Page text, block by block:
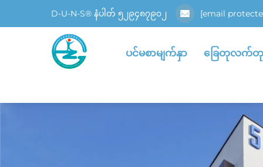
D-U-N-S® နံပါတ် ၅၂၉၄၈၇၉၀၂ [email
ပင်မစာမျက်နှာ ခြေတုလက်တု